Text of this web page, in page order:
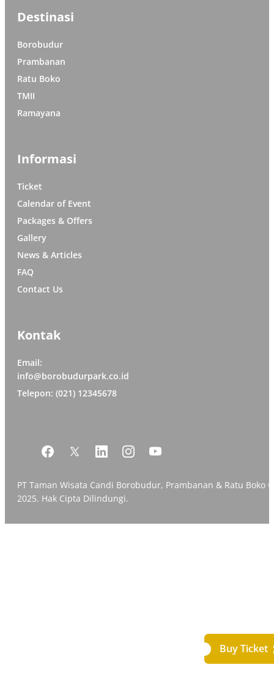
Buy Ticket
Destinasi
Borobudur
Prambanan
Ratu Boko
TMII
Ramayana
Informasi
Ticket
Calendar of Event
Packages & Offers
Gallery
News & Articles
FAQ
Contact Us
Kontak
Email:
info@borobudurpark.co.id
Telepon: (021) 12345678
PT Taman Wisata Candi Borobudur, Prambanan & Ratu Boko
2025. Hak Cipta Dilindungi.